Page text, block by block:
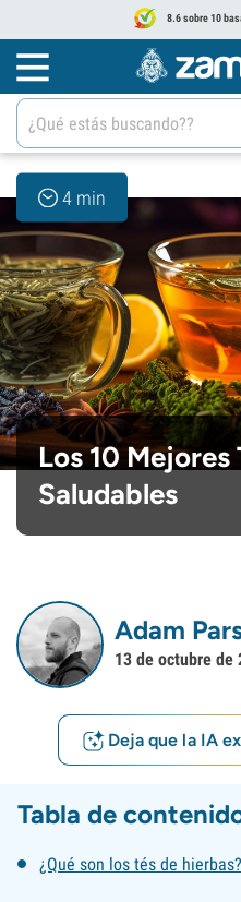
8.6 sobre 10
4 min
Los 10 Mejores
Saludables
Adam
13 de octubre de
Deja que la IA
Tabla de
¿Qué son los tés de hierbas?